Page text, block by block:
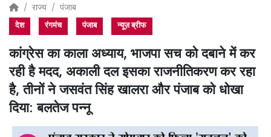
राज्य पंजाब
देश रंगमंच पंजाब न्यूज़ ब्रीफ
कांग्रेस का काला अध्याय, भाजपा सच को दबाने में कर
रही है मदद, अकाली दल इसका राजनीतिकरण कर रहा
है, तीनों ने जसवंत सिंह खालरा और पंजाब को धोखा
दिया: बलतेज पन्नू